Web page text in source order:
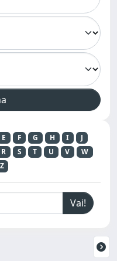
E F G H I
J
R S T U V
W
Z